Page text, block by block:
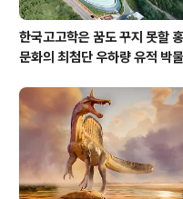
한국고고학은 꿈도 꾸지 못할
문화의 최첨단 우하량 유적 박